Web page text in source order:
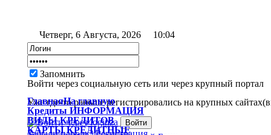
Четверг, 6 Августа, 2026 10:04
Запомнить
Войти через социальную сеть или через крупный портал
Уже где-то раньше регистрировались на крупных
ГлавнаяНа главную
Кредиты ИНФОРМАЦИЯ
ВИДЫКРЕДИТОВ
КАРТЫКРЕДИТНЫЕ